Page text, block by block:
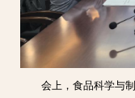
会上，食品科学与